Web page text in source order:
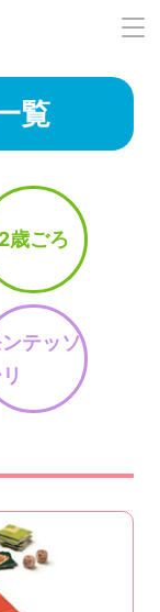
覧
2歳ごろ
テッソ